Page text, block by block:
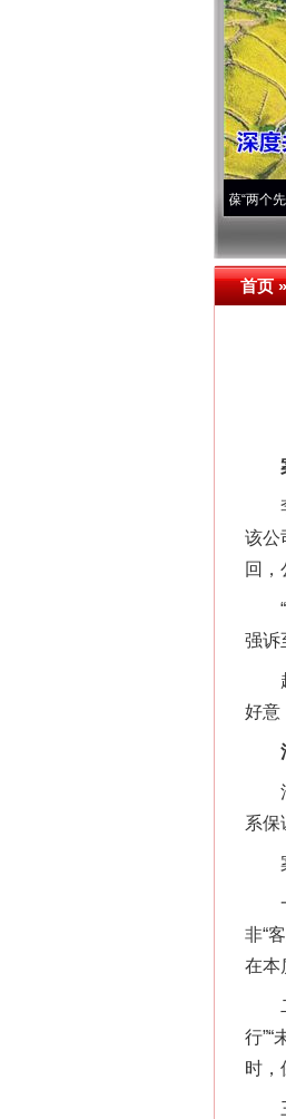
永葆“两个先锋队”本色
首页
案
李
该公
回，
“借
强诉
赵
好意
法
法
系保
案
一
非“
在本
二
行”“
时，
三